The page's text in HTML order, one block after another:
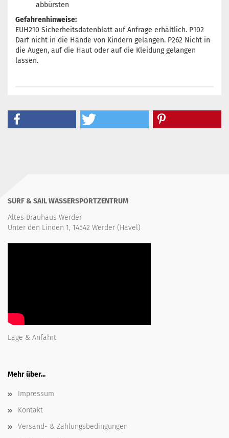
abbürsten
Gefahrenhinweise:
EUH210 Sicherheitsdatenblatt auf Anfrage erhältlich. P102
Darf nicht in die Hände von Kindern gelangen. P262 Nicht in
die Augen, auf die Haut oder auf die Kleidung gelangen
lassen.
SURF & SAIL WASSERSPORTZENTRUM
Altes Brauhaus Werder
Unter den Linden 1, 14542 Werder (Havel)
Lage & Anfahrt
Mehr über...
Impressum
Kontakt
Versand- & Zahlungsbedingungen